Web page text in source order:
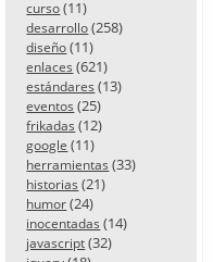
curso (11)
desarrollo (258)
diseño (11)
enlaces (621)
estándares (13)
eventos (25)
frikadas (12)
google (11)
herramientas (33)
historias (21)
humor (24)
inocentadas (14)
javascript (32)